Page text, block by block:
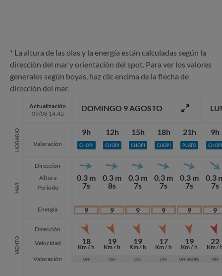
* La altura de las olas y la energía están calculadas según la
dirección del mar y orientación del spot. Para ver los valores
generales según boyas, haz clic encima de la flecha de
dirección del mar.
Actualización
09/08 14:42
HORARIO Valoración
MAR
Dirección
Altura
Periodo
Energía
VIENTO
Dirección
Velocidad
Valoración
DOMINGO 9 AGOSTO
9h
CHOPI
0.3 m
7s
9
18
Km / h
OFF
12h
CHOPI
0.3 m
8s
9
19
Km / h
OFF
15h
CHOPI
0.3 m
7s
9
19
Km / h
OFF
18h
CHOPI
0.3 m
7s
9
17
Km / h
OFF
21h
PLATO
0.3 m
7s
9
19
Km / h
OFF SHORE
9h
CHOPI
0.3
7s
9
22
Km /
OFF